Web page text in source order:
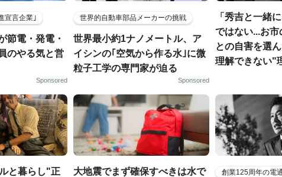
宣言企業｣
節電・発電・
のやる気と営
Sponsored
世界的自動車部品メーカーの挑戦
世界最小約1ナノメートル、ア
イシンの｢空気から作る水｣に微
粒子工学の専門家が迫る
Sponsored
「秀吉と一緒
ではない...お
との自害を選
理解できない"
と暮らし"正
大地震でまず確保すべきは水で
創業125周年の電